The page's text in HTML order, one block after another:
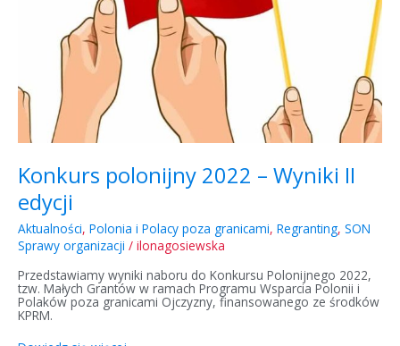
Konkurs polonijny 2022 – Wyniki II
edycji
Aktualności, Polonia i Polacy poza granicami, Regranting, SON
Sprawy organizacji / ilonagosiewska
Przedstawiamy wyniki naboru do Konkursu Polonijnego 2022,
tzw. Małych Grantów w ramach Programu Wsparcia Polonii i
Polaków poza granicami Ojczyzny, finansowanego ze środków
KPRM.